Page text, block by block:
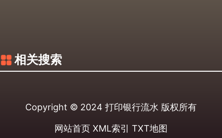
相关搜索
Copyright © 2024 打印银行流水 版权所有
网站首页 XML索引 TXT地图